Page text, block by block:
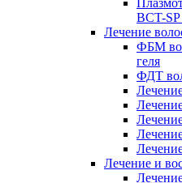
BCT-
Лечение
ФБМ
геля
ФДТ
Лечение и